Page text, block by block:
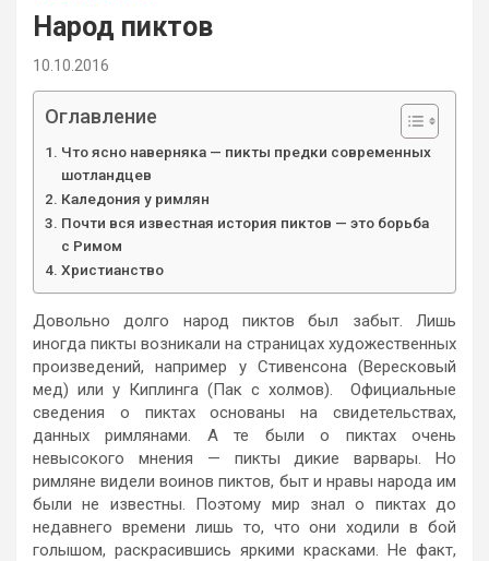
Народ пиктов
10.10.2016
Оглавление
Что ясно наверняка — пикты предки современных
шотландцев
Каледония у римлян
Почти вся известная история пиктов — это борьба
с Римом
Христианство
Довольно долго народ пиктов был забыт. Лишь
иногда пикты возникали на страницах художественных
произведений, например у Стивенсона (Вересковый
мед) или у Киплинга (Пак с холмов). Официальные
сведения о пиктах основаны на свидетельствах,
данных римлянами. А те были о пиктах очень
невысокого мнения — пикты дикие варвары. Но
римляне видели воинов пиктов, быт и нравы народа им
были не известны. Поэтому мир знал о пиктах до
недавнего времени лишь то, что они ходили в бой
голышом, раскрасившись яркими красками. Не факт,